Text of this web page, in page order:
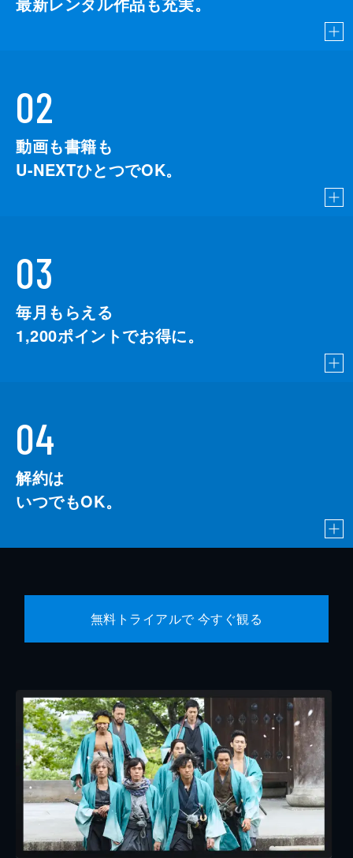
02
動画も書籍も
U-NEXTひとつでOK。
03
毎月もらえる
1,200ポイントでお得に。
04
解約は
いつでもOK。
無料トライアルで 今すぐ観る